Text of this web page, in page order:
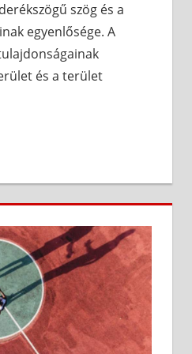
szög és a
egyenlősége. A
és a terület